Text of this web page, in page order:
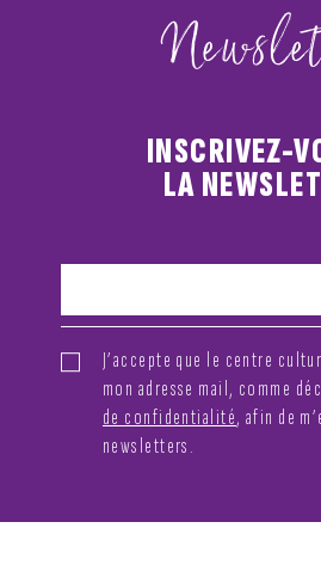
INSCRIVEZ-
LA
J’accepte que le centre
mon adresse mail, comme
de confidentialité, afin de
newsletters.